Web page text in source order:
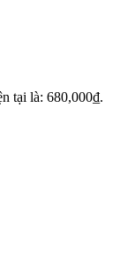
tại là: 680,000₫.